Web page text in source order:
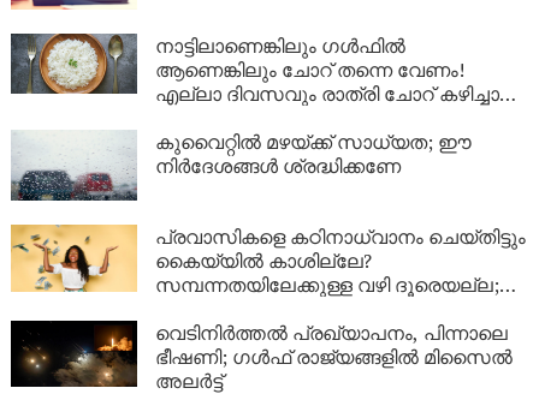
നാട്ടിലാണെങ്കിലും ​ഗൾഫിൽ
ആണെങ്കിലും ചോറ് തന്നെ വേണം!
എല്ലാ ദിവസവും രാത്രി ചോറ് കഴിച്ചാൽ
കുവൈറ്റിൽ മഴയ്ക്ക് സാധ്യത; ഈ
നിർദേശങ്ങൾ ശ്രദ്ധിക്കണേ
പ്രവാസികളെ കഠിനാധ്വാനം ചെയ്തിട്ടും
കൈയ്യിൽ കാശില്ലേ?
സമ്പന്നതയിലേക്കുള്ള വഴി ദൂരെയല്ല;
ബാങ്ക് ബാലൻസും കുതിച്ചുയരും!
വെടിനിർത്തൽ പ്രഖ്യാപനം, പിന്നാലെ
ഭീഷണി; ഗൾഫ് രാജ്യങ്ങളിൽ മിസൈൽ
അലർട്ട്